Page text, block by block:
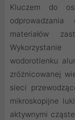
Kluczem do
materiałów
wodorotlenku
zróżnicowanej
sieci
mikroskopijne
aktywnymi